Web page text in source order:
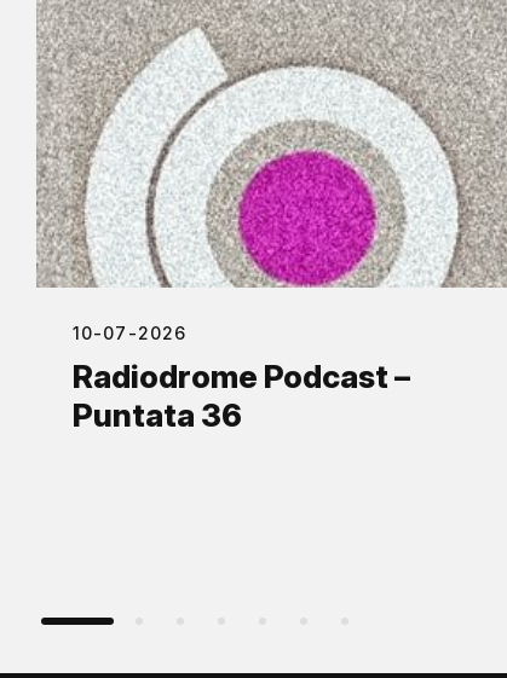
10-07-2026
Radiodrome Podcast –
Puntata 36